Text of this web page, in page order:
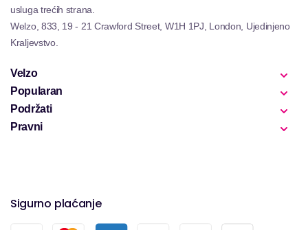
usluga trećih strana.
Welzo, 833, 19 - 21 Crawford Street, W1H 1PJ, London, Ujedinjeno
Kraljevstvo.
Velzo
Popularan
Podržati
Pravni
Sigurno plaćanje